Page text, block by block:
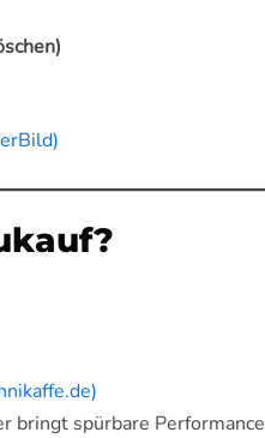
bringt spürbare Performance